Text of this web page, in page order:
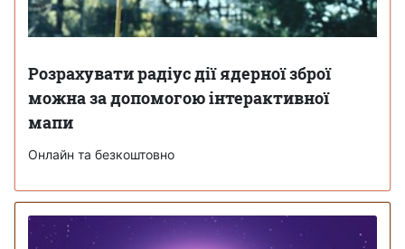
Розрахувати радіус дії ядерної зброї
можна за допомогою інтерактивної
мапи
Онлайн та безкоштовно